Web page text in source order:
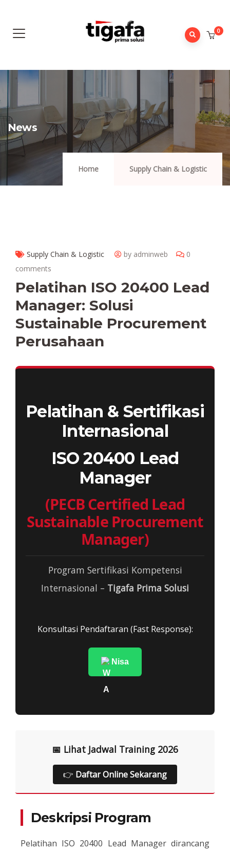
0
News
Home Supply Chain & Logistic
Supply Chain & Logistic by adminweb
0
comments
Pelatihan ISO 20400 Lead
Manager: Solusi
Sustainable Procurement
Perusahaan
Pelatihan & Sertifikasi
Internasional
ISO 20400 Lead
Manager
(PECB Certified Lead
Sustainable Procurement
Manager)
Program Sertifikasi Kompetensi
Internasional – Tigafa Prima Solusi
Konsultasi Pendaftaran (Fast Response):
Nisa
📅 Lihat Jadwal Training 2026
👉 Daftar Online Sekarang
Deskripsi Program
Pelatihan ISO 20400 Lead Manager dirancang